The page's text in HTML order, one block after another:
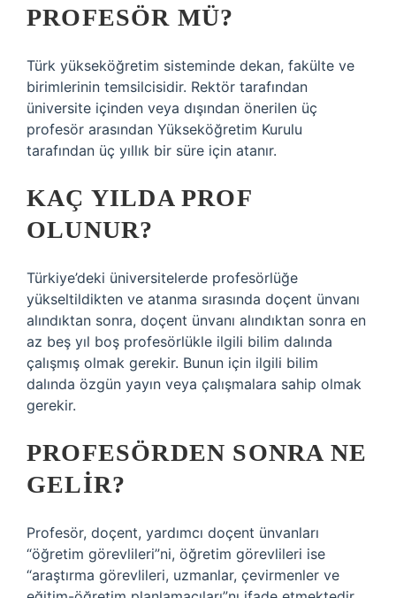
PROFESÖR MÜ?
Türk yükseköğretim sisteminde dekan, fakülte ve
birimlerinin temsilcisidir. Rektör tarafından
üniversite içinden veya dışından önerilen üç
profesör arasından Yükseköğretim Kurulu
tarafından üç yıllık bir süre için atanır.
KAÇ YILDA PROF
OLUNUR?
Türkiye’deki üniversitelerde profesörlüğe
yükseltildikten ve atanma sırasında doçent ünvanı
alındıktan sonra, doçent ünvanı alındıktan sonra en
az beş yıl boş profesörlükle ilgili bilim dalında
çalışmış olmak gerekir. Bunun için ilgili bilim
dalında özgün yayın veya çalışmalara sahip olmak
gerekir.
PROFESÖRDEN SONRA NE
GELIR?
Profesör, doçent, yardımcı doçent ünvanları
“öğretim görevlileri”ni, öğretim görevlileri ise
“araştırma görevlileri, uzmanlar, çevirmenler ve